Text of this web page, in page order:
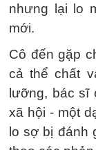
nhưng lại lo
mới.
Cô đến gặp
cả thể chất
lưỡng, bác sĩ
xã hội - một
lo sợ bị đánh